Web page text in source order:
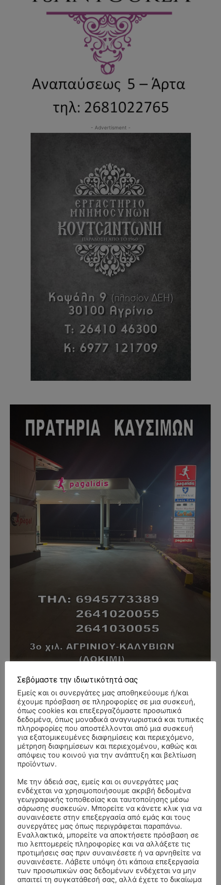
- Advertisment -
- Advertisment -
ΣΥΛΛΥΠΗΤΗΡΙΑ ΜΗΝΥΜΑΤΑ
Σεβόμαστε την ιδιωτικότητά σας
Εμείς και οι συνεργάτες μας αποθηκεύουμε ή/και
έχουμε πρόσβαση σε πληροφορίες σε μια συσκευή,
όπως cookies και επεξεργαζόμαστε προσωπικά
δεδομένα, όπως μοναδικά αναγνωριστικά και τυπικές
πληροφορίες που αποστέλλονται από μια συσκευή
για εξατομικευμένες διαφημίσεις και περιεχόμενο,
μέτρηση διαφημίσεων και περιεχομένου, καθώς και
απόψεις του κοινού για την ανάπτυξη και βελτίωση
προϊόντων.
Με την άδειά σας, εμείς και οι συνεργάτες μας
ενδέχεται να χρησιμοποιήσουμε ακριβή δεδομένα
γεωγραφικής τοποθεσίας και ταυτοποίησης μέσω
σάρωσης συσκευών. Μπορείτε να κάνετε κλικ για να
συναινέσετε στην επεξεργασία από εμάς και τους
συνεργάτες μας όπως περιγράφεται παραπάνω.
Εναλλακτικά, μπορείτε να αποκτήσετε πρόσβαση σε
πιο λεπτομερείς πληροφορίες και να αλλάξετε τις
προτιμήσεις σας πριν συναινέσετε ή να αρνηθείτε να
συναινέσετε. Λάβετε υπόψη ότι κάποια επεξεργασία
των προσωπικών σας δεδομένων ενδέχεται να μην
απαιτεί τη συγκατάθεσή σας, αλλά έχετε το δικαίωμα